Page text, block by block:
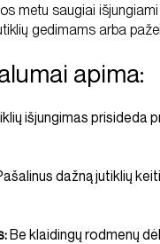
metu saugiai
gedimams arba
apima:
išjungimas prisideda
dažną jutiklių
Be klaidingų rodmenų